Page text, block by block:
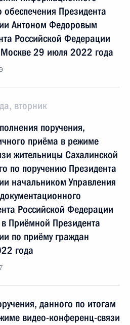
Президента
Антоном Федоровым
Российской Федерации
29 июля 2022 года
вторник
поручения,
приёма в режиме
жительницы Сахалинской
по поручению Президента
начальником Управления
Российской Федерации
Приёмной Президента
по приёму граждан
года
данного по итогам
видео-конференц-связи